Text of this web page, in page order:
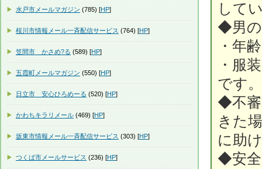
して
◆男の
・年
・服
です。
◆不審
きた
に助
◆安全
水戸市メールマガジン (785) [HP]
桜川市情報メール一斉配信サービス (764) [HP]
笠間市 かさめ?る (589) [HP]
五霞町メールマガジン (550) [HP]
日立市 安心ひろめーる (520) [HP]
かわちキラリメール (469) [HP]
坂東市情報メール一斉配信サービス (303) [HP]
つくば市メールサービス (236) [HP]